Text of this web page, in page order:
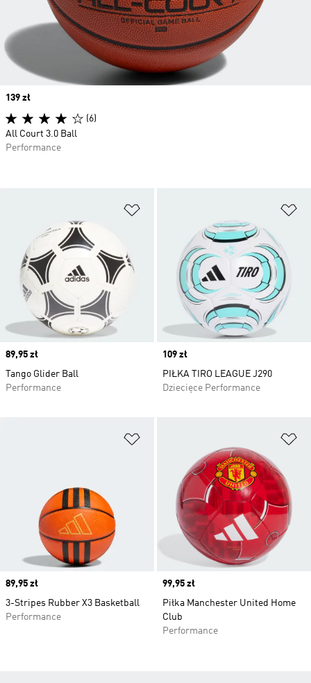
Price
89,95 zł
Tango Glider Ball
Performance
Price
109 zł
PIŁKA TIRO LEAGUE J290
Dziecięce Performance
Price
89,95 zł
3-Stripes Rubber X3 Basketball
Performance
Price
99,95 zł
Piłka Manchester United Home
Club
Performance
Price
139 zł
(6)
All Court 3.0 Ball
Performance